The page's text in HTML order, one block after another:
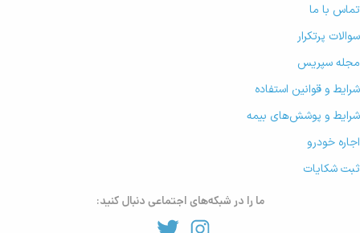
تماس با ما
سوالات پرتکرار
مجله سپریس
شرایط و قوانین استفاده
شرایط و پوشش‌های بیمه
اجاره خودرو
ثبت شکایات
ما را در شبکه‌های اجتماعی دنبال کنید: